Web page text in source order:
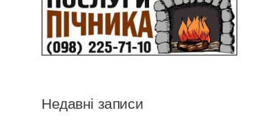
Недавні записи